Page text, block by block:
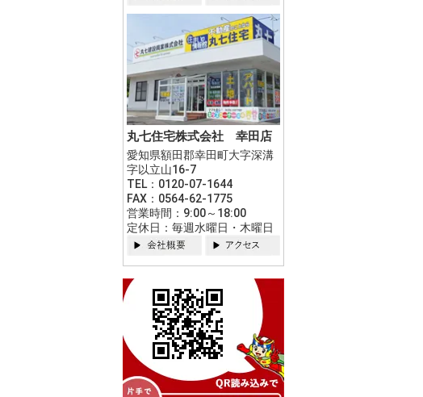
丸七住宅株式会社 幸田店
愛知県額田郡幸田町大字深溝
字以立山16-7
TEL：0120-07-1644
FAX：0564-62-1775
営業時間：9:00～18:00
定休日：毎週水曜日・木曜日